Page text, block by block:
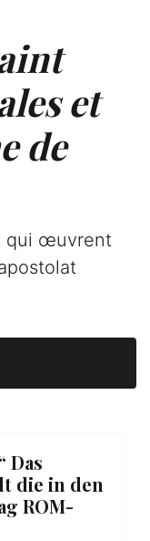
et
de
qui œuvrent
Das
die in den
ROM-